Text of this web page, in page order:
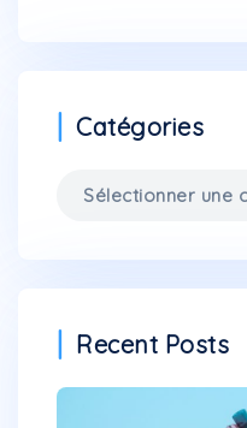
Catégories
Catégories
Recent Posts